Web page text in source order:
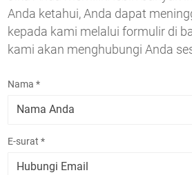
Anda ketahui, Anda dapat
kepada kami melalui formulir di
kami akan menghubungi Anda
Nama *
E-surat *